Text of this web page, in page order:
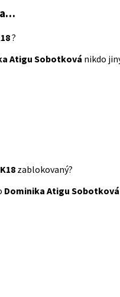
?
Atigu Sobotková nikdo
zablokovaný?
Dominika Atigu Sobotková